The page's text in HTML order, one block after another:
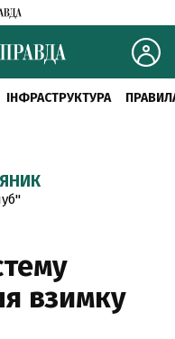
ІНФРАСТРУКТУРА
взимку